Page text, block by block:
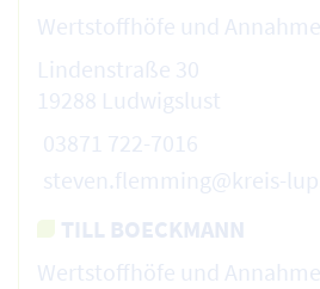
Wertstoffhöfe und
Lindenstraße 30
19288 Ludwigslust
03871 722-7016
steven.flemming@kreis-
TILL BOECKMANN
Wertstoffhöfe und